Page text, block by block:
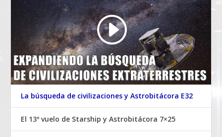
La búsqueda de civilizaciones y Astrobitácora E32
El 13º vuelo de Starship y Astrobitácora 7×25